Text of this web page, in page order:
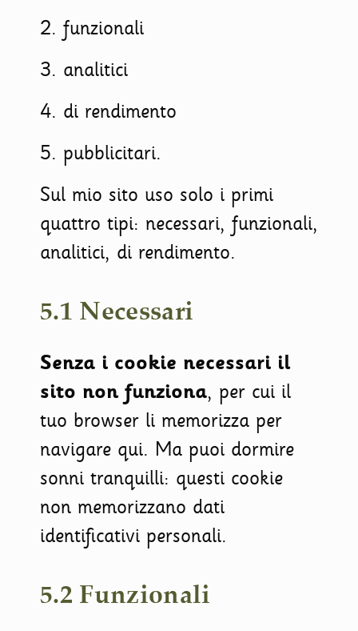
2. funzionali
3. analitici
4. di rendimento
5. pubblicitari.
Sul mio sito uso solo i primi
quattro tipi: necessari, funzionali,
analitici, di rendimento.
5.1 Necessari
Senza i cookie necessari il
sito non funziona, per cui il
tuo browser li memorizza per
navigare qui. Ma puoi dormire
sonni tranquilli: questi cookie
non memorizzano dati
identificativi personali.
5.2 Funzionali